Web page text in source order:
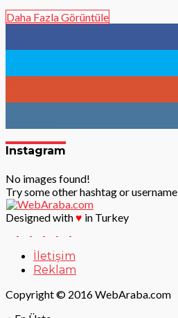
Daha Fazla Görüntüle
Instagram
No images found!
Try some other hashtag or username
Designed with♥ in Turkey
İletişim
Reklam
Copyright © 2016 WebAraba.com